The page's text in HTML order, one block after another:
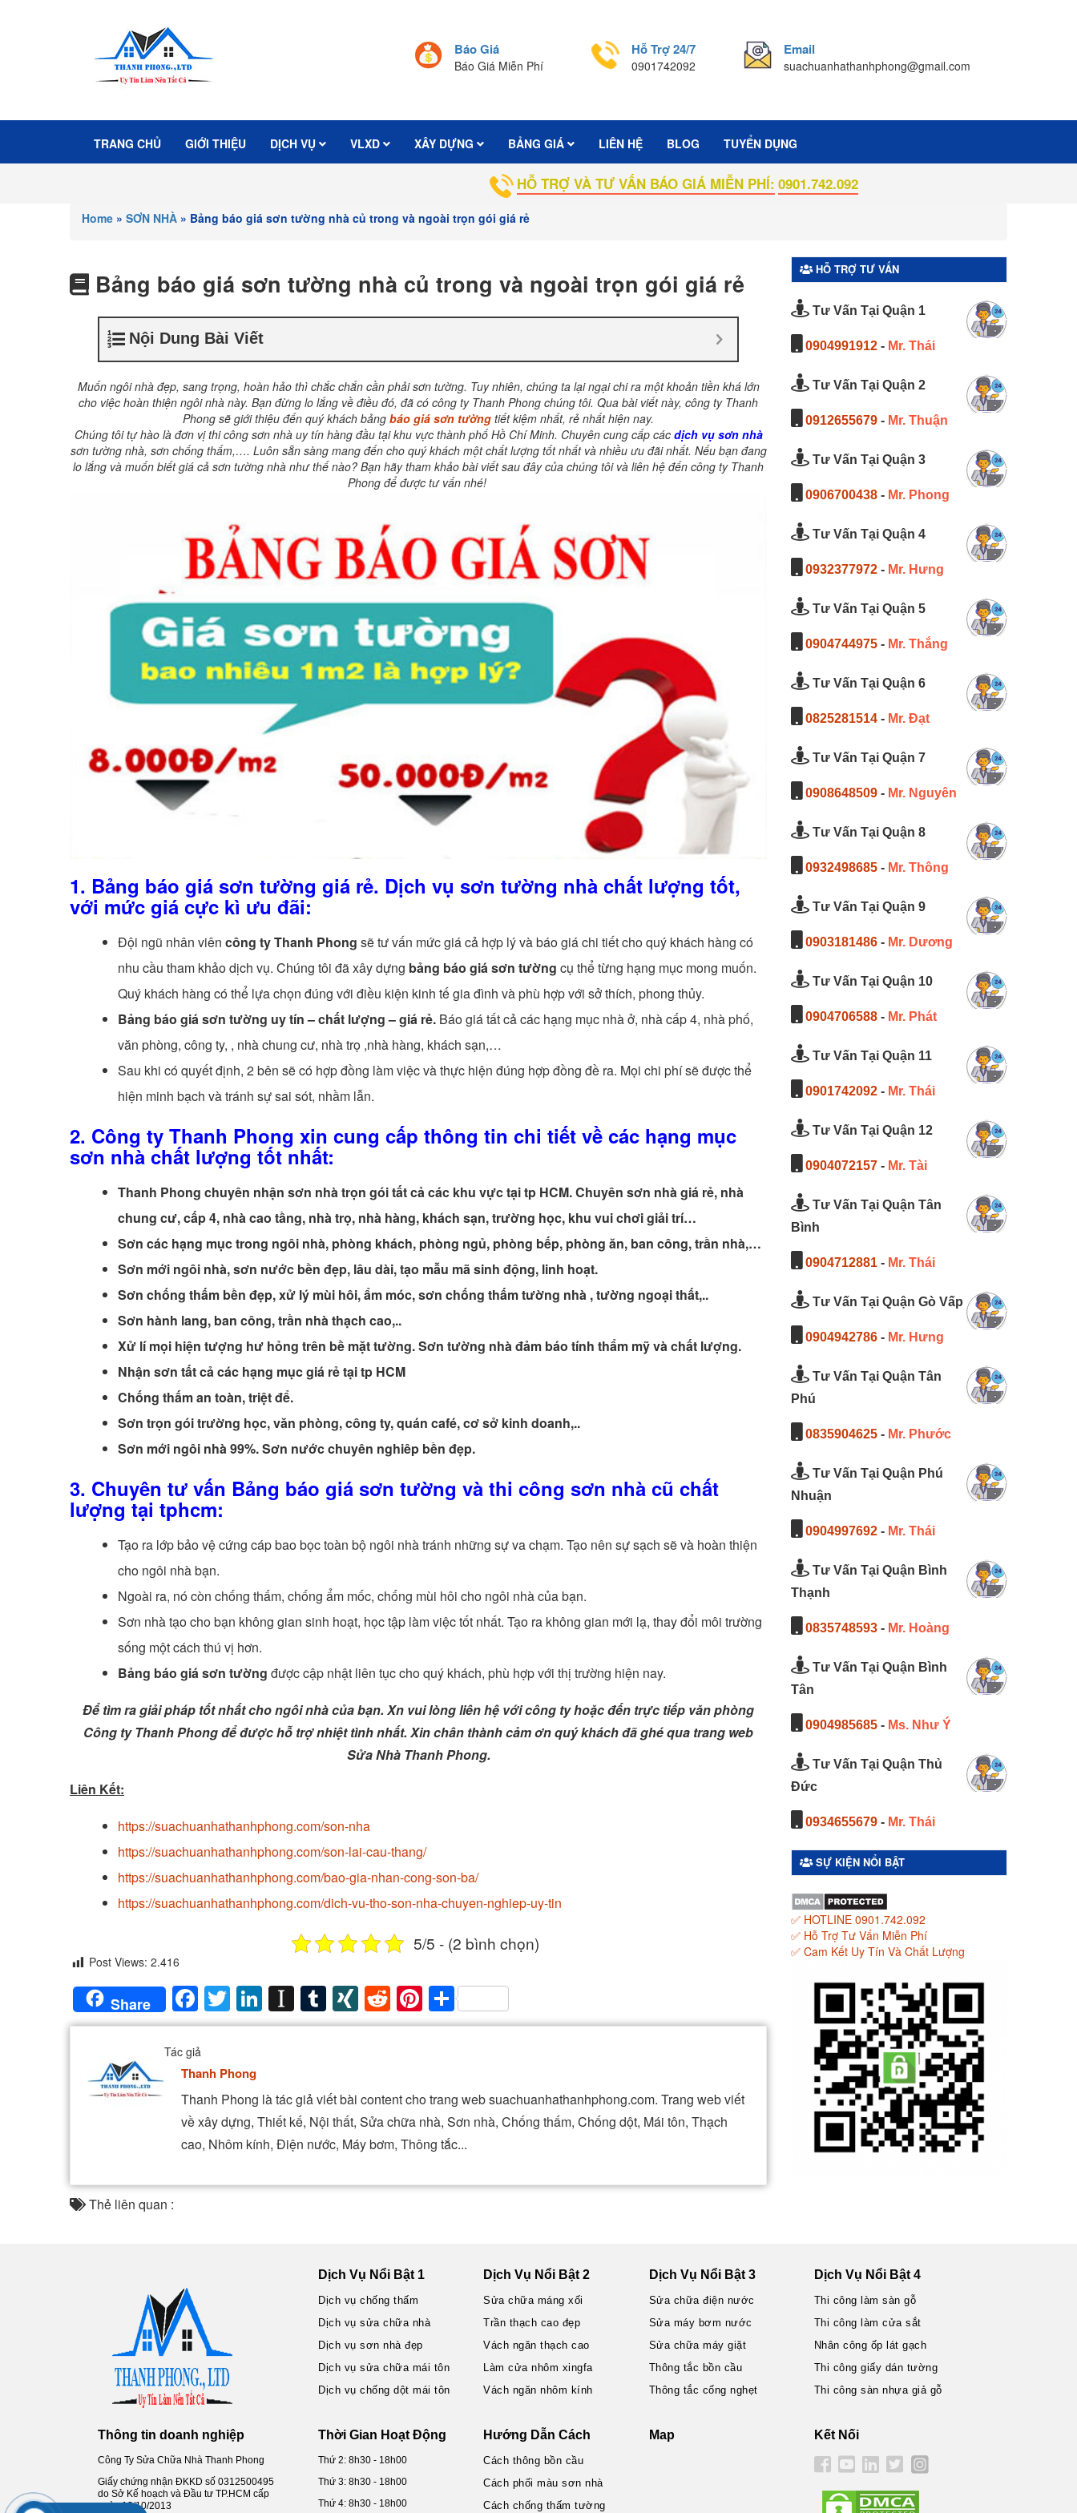
Báo Giá
Báo Giá Miễn Phí
Hỗ Trợ 24/7
0901742092
Email
suachuanhathanhphong@gmail.com
TRANG CHỦ GIỚI THIỆU DỊCH VỤ VLXD XÂY DỰNG BẢNG GIÁ LIÊN HỆ BLOG TUYỂN DỤNG
HỖ TRỢ VÀ TƯ VẤN BÁO GIÁ MIỄN PHÍ:0901.742.092
Home » SƠN NHÀ » Bảng báo giá sơn tường nhà củ trong và ngoài trọn gói giá rẻ
Bảng báo giá sơn tường nhà củ trong và ngoài trọn gói giá rẻ
Nội Dung Bài Viết
Muốn ngôi nhà đẹp, sang trọng, hoàn hảo thì chắc chắn cần phải sơn tường. Tuy nhiên, chúng ta lại ngại chi ra một khoản tiền khá lớn
cho việc hoàn thiện ngôi nhà này. Bạn đừng lo lắng về điều đó, đã có công ty Thanh Phong chúng tôi. Qua bài viết này, công ty Thanh
Phong sẽ giới thiệu đến quý khách bảng báo giá sơn tường tiết kiệm nhất, rẻ nhất hiện nay.
Chúng tôi tự hào là đơn vị thi công sơn nhà uy tín hàng đầu tại khu vực thành phố Hồ Chí Minh. Chuyên cung cấp các dịch vụ sơn nhà
sơn tường nhà, sơn chống thấm,…. Luôn sẵn sàng mang đến cho quý khách một chất lượng tốt nhất và nhiều ưu đãi nhất. Nếu bạn đang
lo lắng và muốn biết giá cả sơn tường nhà như thế nào? Bạn hãy tham khảo bài viết sau đây của chúng tôi và liên hệ đến công ty Thanh
Phong để được tư vấn nhé!
1. Bảng báo giá sơn tường giá rẻ. Dịch vụ sơn tường nhà chất lượng tốt,
với mức giá cực kì ưu đãi:
Đội ngũ nhân viên công ty Thanh Phong sẽ tư vấn mức giá cả hợp lý và báo giá chi tiết cho quý khách hàng có
nhu cầu tham khảo dịch vụ. Chúng tôi đã xây dựng bảng báo giá sơn tường cụ thể từng hạng mục mong muốn.
Quý khách hàng có thể lựa chọn đúng với điều kiện kinh tế gia đình và phù hợp với sở thích, phong thủy.
Bảng báo giá sơn tường uy tín – chất lượng – giá rẻ. Báo giá tất cả các hạng mục nhà ở, nhà cấp 4, nhà phố,
văn phòng, công ty, , nhà chung cư, nhà trọ ,nhà hàng, khách sạn,…
Sau khi có quyết định, 2 bên sẽ có hợp đồng làm việc và thực hiện đúng hợp đồng đề ra. Mọi chi phí sẽ được thể
hiện minh bạch và tránh sự sai sót, nhầm lẫn.
2. Công ty Thanh Phong xin cung cấp thông tin chi tiết về các hạng mục
sơn nhà chất lượng tốt nhất:
Thanh Phong chuyên nhận sơn nhà trọn gói tất cả các khu vực tại tp HCM. Chuyên sơn nhà giá rẻ, nhà
chung cư, cấp 4, nhà cao tầng, nhà trọ, nhà hàng, khách sạn, trường học, khu vui chơi giải trí…
Sơn các hạng mục trong ngôi nhà, phòng khách, phòng ngủ, phòng bếp, phòng ăn, ban công, trần nhà,…
Sơn mới ngôi nhà, sơn nước bền đẹp, lâu dài, tạo mẫu mã sinh động, linh hoạt.
Sơn chống thấm bền đẹp, xử lý mùi hôi, ẩm móc, sơn chống thấm tường nhà , tường ngoại thất,..
Sơn hành lang, ban công, trần nhà thạch cao,..
Xử lí mọi hiện tượng hư hỏng trên bề mặt tường. Sơn tường nhà đảm báo tính thẩm mỹ và chất lượng.
Nhận sơn tất cả các hạng mục giá rẻ tại tp HCM
Chống thấm an toàn, triệt để.
Sơn trọn gói trường học, văn phòng, công ty, quán café, cơ sở kinh doanh,..
Sơn mới ngôi nhà 99%. Sơn nước chuyên nghiêp bền đẹp.
3. Chuyên tư vấn Bảng báo giá sơn tường và thi công sơn nhà cũ chất
lượng tại tphcm:
Tạo ra lớp bảo vệ cứng cáp bao bọc toàn bộ ngôi nhà tránh những sự va chạm. Tạo nên sự sạch sẽ và hoàn thiện
cho ngôi nhà bạn.
Ngoài ra, nó còn chống thấm, chống ẩm mốc, chống mùi hôi cho ngôi nhà của bạn.
Sơn nhà tạo cho bạn không gian sinh hoạt, học tập làm việc tốt nhất. Tạo ra không gian mới lạ, thay đổi môi trường
sống một cách thú vị hơn.
Bảng báo giá sơn tường được cập nhật liên tục cho quý khách, phù hợp với thị trường hiện nay.
Để tìm ra giải pháp tốt nhất cho ngôi nhà của bạn. Xn vui lòng liên hệ với công ty hoặc đến trực tiếp văn phòng
Công ty Thanh Phong để được hỗ trợ nhiệt tình nhất. Xin chân thành cảm ơn quý khách đã ghé qua trang web
Sửa Nhà Thanh Phong.
Liên Kết:
https://suachuanhathanhphong.com/son-nha
https://suachuanhathanhphong.com/son-lai-cau-thang/
https://suachuanhathanhphong.com/bao-gia-nhan-cong-son-ba/
https://suachuanhathanhphong.com/dich-vu-tho-son-nha-chuyen-nghiep-uy-tin
5/5 - (2 bình chọn)
Post Views: 2.416
Share Facebook
Twitter
LinkedIn
Instapaper
Tumblr
XINGReddit
Pinterest
Share
Tác giả
Thanh Phong
Thanh Phong là tác giả viết bài content cho trang web suachuanhathanhphong.com. Trang web viết
về xây dựng, Thiết kế, Nội thất, Sửa chữa nhà, Sơn nhà, Chống thấm, Chống dột, Mái tôn, Thạch
cao, Nhôm kính, Điện nước, Máy bơm, Thông tắc...
Thẻ liên quan :
HỖ TRỢ TƯ VẤN
Tư Vấn Tại Quận 1
0904991912 - Mr. Thái
Tư Vấn Tại Quận 2
0912655679 - Mr. Thuận
Tư Vấn Tại Quận 3
0906700438 - Mr. Phong
Tư Vấn Tại Quận 4
0932377972 - Mr. Hưng
Tư Vấn Tại Quận 5
0904744975 - Mr. Thắng
Tư Vấn Tại Quận 6
0825281514 - Mr. Đạt
Tư Vấn Tại Quận 7
0908648509 - Mr. Nguyên
Tư Vấn Tại Quận 8
0932498685 - Mr. Thông
Tư Vấn Tại Quận 9
0903181486 - Mr. Dương
Tư Vấn Tại Quận 10
0904706588 - Mr. Phát
Tư Vấn Tại Quận 11
0901742092 - Mr. Thái
Tư Vấn Tại Quận 12
0904072157 - Mr. Tài
Tư Vấn Tại Quận Tân
Bình
0904712881 - Mr. Thái
Tư Vấn Tại Quận Gò Vấp
0904942786 - Mr. Hưng
Tư Vấn Tại Quận Tân
Phú
0835904625 - Mr. Phước
Tư Vấn Tại Quận Phú
Nhuận
0904997692 - Mr. Thái
Tư Vấn Tại Quận Bình
Thạnh
0835748593 - Mr. Hoàng
Tư Vấn Tại Quận Bình
Tân
0904985685 - Ms. Như Ý
Tư Vấn Tại Quận Thủ
Đức
0934655679 - Mr. Thái
SỰ KIỆN NỔI BẬT
✅ HOTLINE 0901.742.092
✅ Hỗ Trợ Tư Vấn Miễn Phí
✅ Cam Kết Uy Tín Và Chất Lượng
Thông tin doanh nghiệp
Công Ty Sửa Chữa Nhà Thanh Phong
Giấy chứng nhận ĐKKD số 0312500495
do Sở Kế hoạch và Đầu tư TP.HCM cấp
ngày 12/10/2013
Dịch Vụ Nổi Bật 1
Dịch vụ chống thấm
Dịch vụ sửa chữa nhà
Dịch vụ sơn nhà đẹp
Dịch vụ sửa chữa mái tôn
Dịch vụ chống dột mái tôn
Thời Gian Hoạt Động
Thứ 2: 8h30 - 18h00
Thứ 3: 8h30 - 18h00
Thứ 4: 8h30 - 18h00
Dịch Vụ Nổi Bật 2
Sửa chữa máng xối
Trần thạch cao đẹp
Vách ngăn thạch cao
Làm cửa nhôm xingfa
Vách ngăn nhôm kính
Hướng Dẫn Cách
Cách thông bồn cầu
Cách phối màu sơn nhà
Cách chống thấm tường
Dịch Vụ Nổi Bật 3
Sửa chữa điện nước
Sửa máy bơm nước
Sửa chữa máy giặt
Thông tắc bồn cầu
Thông tắc cống nghẹt
Map
Dịch Vụ Nổi Bật 4
Thi công làm sàn gỗ
Thi công làm cửa sắt
Nhân công ốp lát gạch
Thi công giấy dán tường
Thi công sàn nhựa giả gỗ
Kết Nối